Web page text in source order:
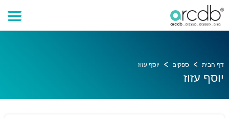
דף הבית ספקים יוסף עזוז
יוסף עזוז